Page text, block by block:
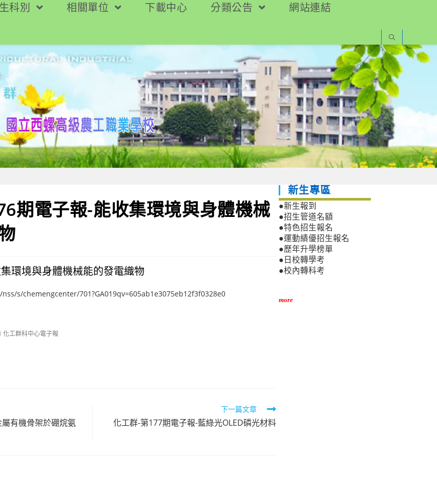
科別 相關單位 下載中心 分類公告
網站連結
期電子報-能收集環境與身體機械
環境與身體機械能的發電織物
s/chemengcenter/701?GA019qv=605ab1e3075eb12f3f0328e0
化工群科中心電子報
有機骨架於硼烷氨
下一篇文章
化工群-第177期電子報-藍綠光OLED磷光材料
新生專區
●新生報到
●招生管道名額
●特色招生報名
●運動績優招生報名
●歷年升學榜單
●日校轉學考
●校內轉科考
more